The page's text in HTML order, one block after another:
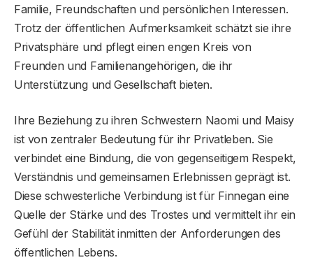
Familie, Freundschaften und persönlichen Interessen.
Trotz der öffentlichen Aufmerksamkeit schätzt sie ihre
Privatsphäre und pflegt einen engen Kreis von
Freunden und Familienangehörigen, die ihr
Unterstützung und Gesellschaft bieten.
Ihre Beziehung zu ihren Schwestern Naomi und Maisy
ist von zentraler Bedeutung für ihr Privatleben. Sie
verbindet eine Bindung, die von gegenseitigem Respekt,
Verständnis und gemeinsamen Erlebnissen geprägt ist.
Diese schwesterliche Verbindung ist für Finnegan eine
Quelle der Stärke und des Trostes und vermittelt ihr ein
Gefühl der Stabilität inmitten der Anforderungen des
öffentlichen Lebens.